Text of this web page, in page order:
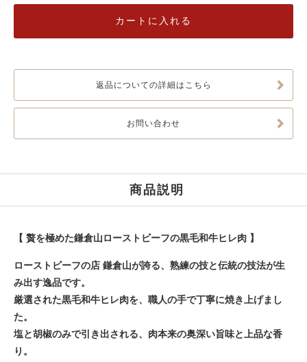
返品についての詳細はこちら
お問い合わせ
商品説明
【 贅を極めた鎌倉山ローストビーフの黒毛和牛ヒレ肉 】
ローストビーフの店 鎌倉山が誇る、熟練の技と伝統の技法が生
み出す逸品です。
厳選された黒毛和牛ヒレ肉を、職人の手で丁寧に焼き上げまし
た。
塩と胡椒のみで引き出される、肉本来の奥深い旨味と上品な香
り。